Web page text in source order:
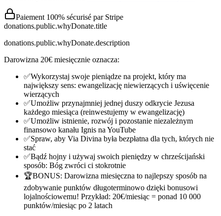
Paiement 100% sécurisé par Stripe
donations.public.whyDonate.title
donations.public.whyDonate.description
Darowizna 20€ miesięcznie oznacza:
✅Wykorzystaj swoje pieniądze na projekt, który ma
największy sens: ewangelizację niewierzących i uświęcenie
wierzących
✅Umożliw przynajmniej jednej duszy odkrycie Jezusa
każdego miesiąca (reinwestujemy w ewangelizację)
✅Umożliw istnienie, rozwój i pozostanie niezależnym
finansowo kanału Ignis na YouTube
✅Spraw, aby Via Divina była bezpłatna dla tych, których nie
stać
✅Bądź hojny i używaj swoich pieniędzy w chrześcijański
sposób: Bóg zwróci ci stokrotnie
🏆BONUS: Darowizna miesięczna to najlepszy sposób na
zdobywanie punktów długoterminowo dzięki bonusowi
lojalnościowemu! Przykład: 20€/miesiąc = ponad 10 000
punktów/miesiąc po 2 latach